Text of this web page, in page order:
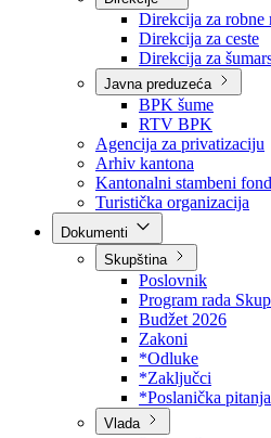
Kantonalna uprava
Kantonalna uprava
Direkcije
Direkcija za robne
Direkcija za ceste
Direkcija za
Javna preduzeća
BPK šume
RTV BPK
Agencija za privatizaciju
Arhiv kantona
Kantonalni stambeni fond
Turistička organizacija
Skupština
Poslovnik
Program rada
Budžet 2026
Zakoni
*Odluke